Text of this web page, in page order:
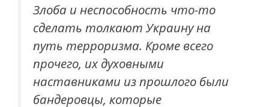
Злоба и неспособность что-то
сделать толкают Украину на
путь терроризма. Кроме всего
прочего, их духовными
наставниками из прошлого были
бандеровцы, которые